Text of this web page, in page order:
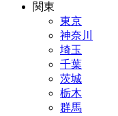
関東
東京
神奈川
埼玉
千葉
茨城
栃木
群馬